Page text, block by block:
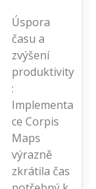
Úspora
času a
zvýšení
produktivity
:
Implementa
ce Corpis
Maps
výrazně
zkrátila čas